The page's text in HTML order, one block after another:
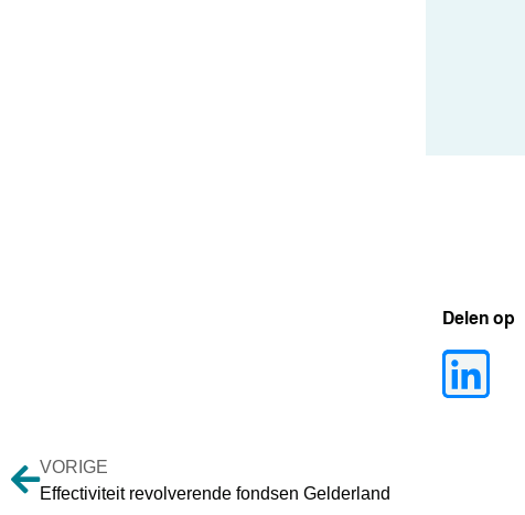
Delen op
VORIGE
Effectiviteit revolverende fondsen Gelderland